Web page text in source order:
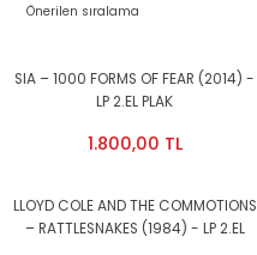
SIA – 1000 FORMS OF FEAR (2014) -
LP 2.EL PLAK
1.800,00 TL
LLOYD COLE AND THE COMMOTIONS
– RATTLESNAKES (1984) - LP 2.EL